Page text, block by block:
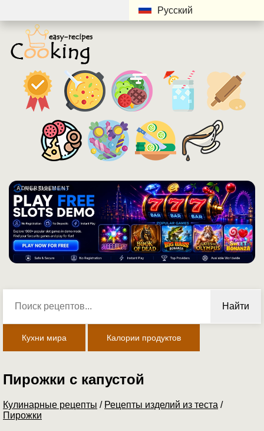
Русский
ADVERTISEMENT
Найти
Кухни мира Калории продуктов
Пирожки с капустой
Кулинарные рецепты / Рецепты изделий из теста /
Пирожки